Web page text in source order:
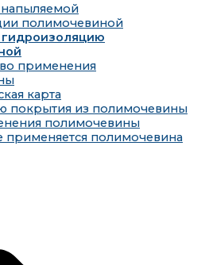
напыляемой
полимочевиной
гидроизоляцию
применения
карта
покрытия из полимочевины
полимочевины
применяется полимочевина